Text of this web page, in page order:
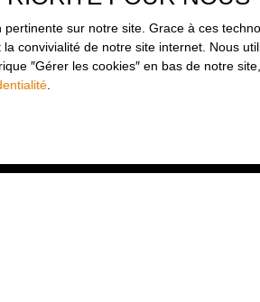
sur notre site. Grace à ces
convivialité de notre site internet. Nous
″Gérer les cookies″ en bas de notre